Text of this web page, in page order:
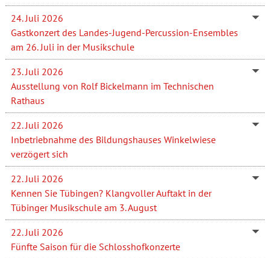
24. Juli 2026
Gastkonzert des Landes-Jugend-Percussion-Ensembles
am 26. Juli in der Musikschule
23. Juli 2026
Ausstellung von Rolf Bickelmann im Technischen
Rathaus
22. Juli 2026
Inbetriebnahme des Bildungshauses Winkelwiese
verzögert sich
22. Juli 2026
Kennen Sie Tübingen? Klangvoller Auftakt in der
Tübinger Musikschule am 3. August
22. Juli 2026
Fünfte Saison für die Schlosshofkonzerte